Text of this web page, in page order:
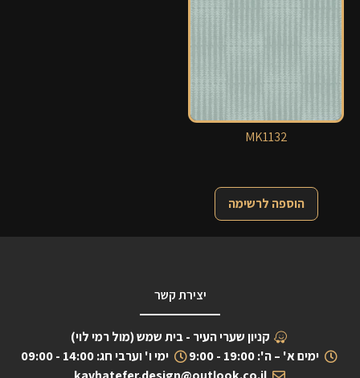
MK1132
הוספה לרשימה
יצירת קשר
קניון שערי העיר - בית שמש (מול רמי לוי)
ימים א' – ה': 19:00 - 9:00
ימי ו' וערבי חג: 14:00 - 09:00